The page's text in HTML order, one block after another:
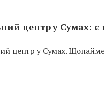
центр у Сумах: є
центр у Сумах.